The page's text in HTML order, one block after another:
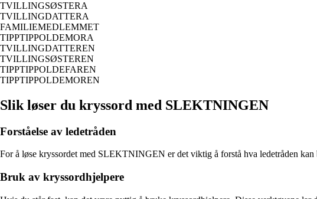
TVILLINGSØSTERA
TVILLINGDATTERA
FAMILIEMEDLEMMET
TIPPTIPPOLDEMORA
TVILLINGDATTEREN
TVILLINGSØSTEREN
TIPPTIPPOLDEFAREN
TIPPTIPPOLDEMOREN
Slik løser du kryssord med SLEKTNINGEN
Forståelse av ledetråden
For å løse kryssordet med SLEKTNINGEN er det viktig å forstå hva ledetråden
Bruk av kryssordhjelpere